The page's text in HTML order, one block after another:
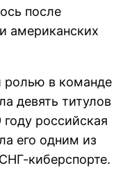
после
американских
ролью в команде
девять титулов
российская
его одним из
киберспорте.